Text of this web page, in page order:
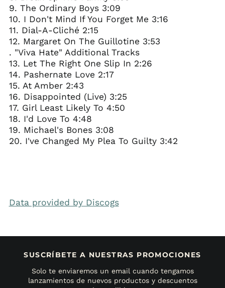
9. The Ordinary Boys 3:09
10. I Don't Mind If You Forget Me 3:16
11. Dial-A-Cliché 2:15
12. Margaret On The Guillotine 3:53
. "Viva Hate" Additional Tracks
13. Let The Right One Slip In 2:26
14. Pashernate Love 2:17
15. At Amber 2:43
16. Disappointed (Live) 3:25
17. Girl Least Likely To 4:50
18. I'd Love To 4:48
19. Michael's Bones 3:08
20. I've Changed My Plea To Guilty 3:42
Data provided by Discogs
SUSCRÍBETE A NUESTRAS PROMOCIONES
Solo te enviaremos un email cuando tengamos
lanzamientos de nuevos productos y descuentos